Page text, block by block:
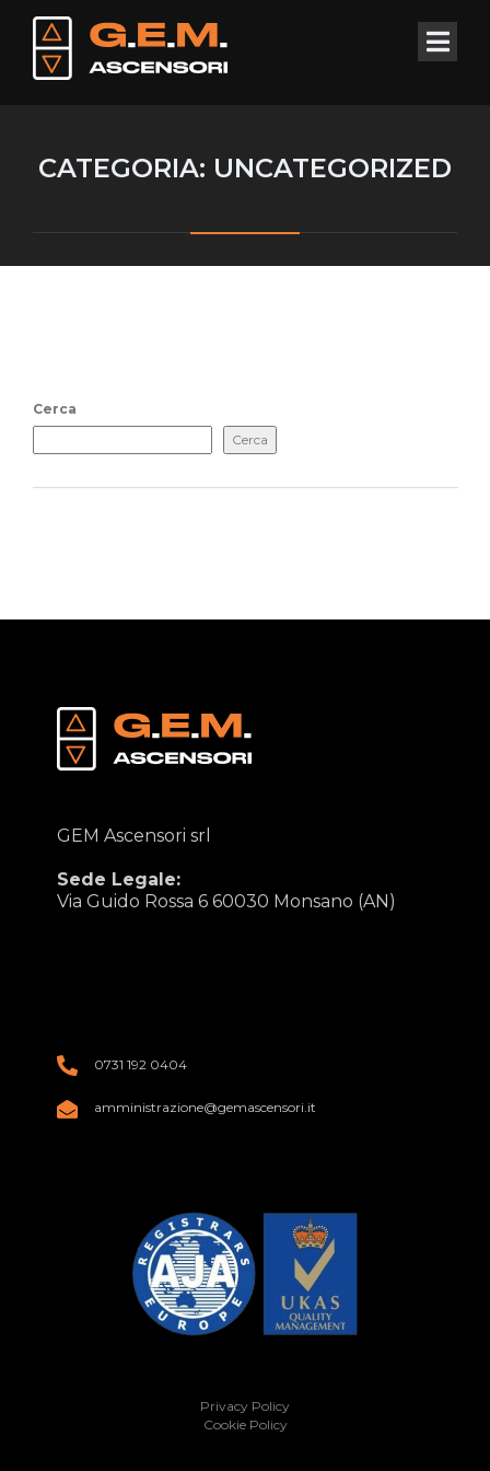
CATEGORIA: UNCATEGORIZED
Cerca
Cerca
GEM Ascensori srl
Sede Legale:
Via Guido Rossa 6 60030 Monsano (AN)
0731 192 0404
amministrazione@gemascensori.it
Privacy Policy
Cookie Policy